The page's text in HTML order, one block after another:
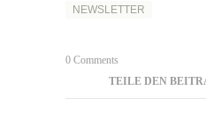
NEWSLETTER
0 Comments
TEILE DEN